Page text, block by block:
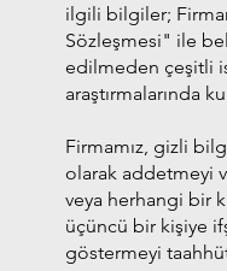
ilgili bilgiler;
Sözleşmesi" ile
edilmeden çeşitli
araştırmalarında
Firmamız, gizli
olarak addetmeyi
veya herhangi bir
üçüncü bir kişiye
göstermeyi